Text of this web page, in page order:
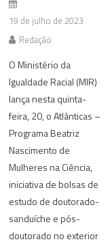
19 de julho de 2023
Redação
O Ministério da
Igualdade Racial (MIR)
lança nesta quinta-
feira, 20, o Atlânticas –
Programa Beatriz
Nascimento de
Mulheres na Ciência,
iniciativa de bolsas de
estudo de doutorado-
sanduíche e pós-
doutorado no exterior